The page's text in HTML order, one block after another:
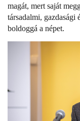
magát, mert saját
társadalmi, gazdasági
boldoggá a népet.